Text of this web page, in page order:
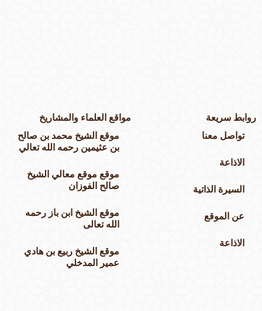
سريعة
تواصل معنا
الاذاعة
السيرة الذاتية
عن الموقع
الاذاعة
مواقع العلماء والمشاريخ
موقع الشيخ محمد بن صالح
بن عثيمين رحمه الله تعالي
موقع موقع معالي الشيخ
صالح الفوزان
موقع الشيخ ابن باز رحمه
الله تعالى
موقع الشيخ ربيع بن هادي
عمير المدخلي